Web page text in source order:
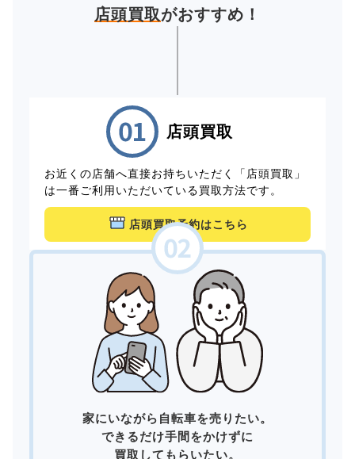
店頭買取がおすすめ！
店頭買取
お近くの店舗へ直接お持ちいただく「店頭買取」
は一番ご利用いただいている買取方法です。
店頭買取予約はこちら
家にいながら自転車を売りたい。
できるだけ手間をかけずに
買取してもらいたい。